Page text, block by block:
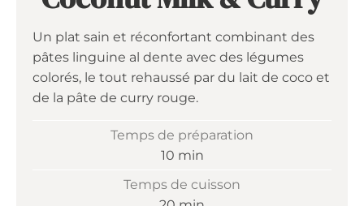
Un plat sain et réconfortant combinant des
pâtes linguine al dente avec des légumes
colorés, le tout rehaussé par du lait de coco et
de la pâte de curry rouge.
Temps de préparation
10minutes
min
Temps de cuisson